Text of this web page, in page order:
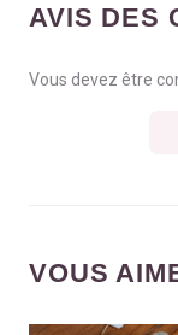
AVIS DES
Vous devez être
VOUS